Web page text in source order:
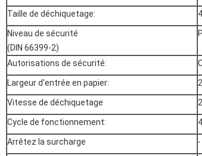
Taille de déchiquetage:
Niveau de sécurité
(DIN 66399-2)
Autorisations de sécurité:
Largeur d'entrée en papier:
Vitesse de déchiquetage
Cycle de fonctionnement:
Arrêtez la surcharge